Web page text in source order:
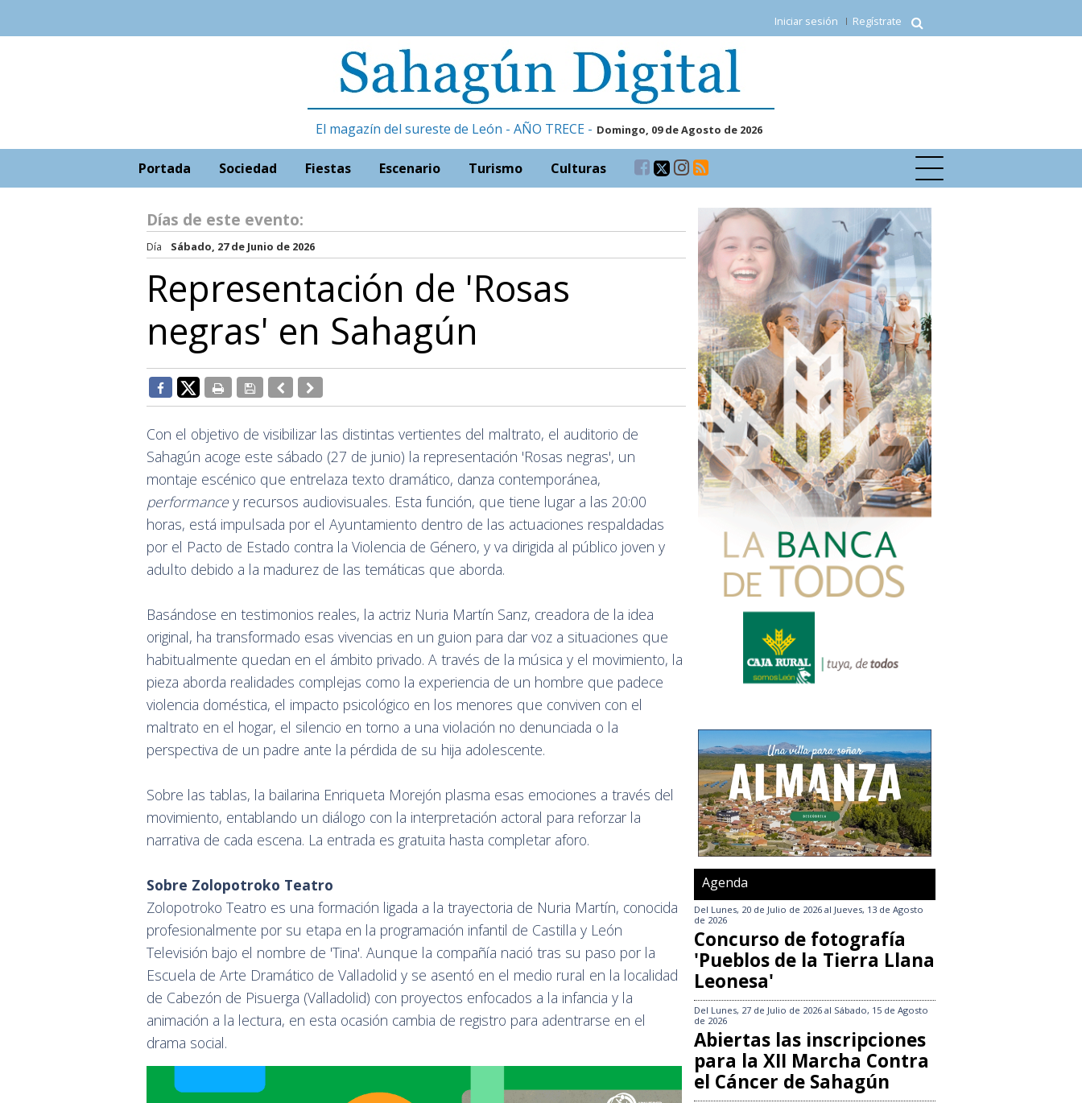
Iniciar sesión Regístrate
El magazín del sureste de León - AÑO TRECE - Domingo, 09 de Agosto de 2026
Portada Sociedad Fiestas Escenario Turismo Culturas
Días de este evento:
Día Sábado, 27 de Junio de 2026
Representación de 'Rosas
negras' en Sahagún
Con el objetivo de visibilizar las distintas vertientes del maltrato, el auditorio de
Sahagún acoge este sábado (27 de junio) la representación 'Rosas negras', un
montaje escénico que entrelaza texto dramático, danza contemporánea,
performancey recursos audiovisuales. Esta función, que tiene lugar a las 20:00
horas, está impulsada por el Ayuntamiento dentro de las actuaciones respaldadas
por el Pacto de Estado contra la Violencia de Género, y va dirigida al público joven y
adulto debido a la madurez de las temáticas que aborda.
Basándose en testimonios reales, la actriz Nuria Martín Sanz, creadora de la idea
original, ha transformado esas vivencias en un guion para dar voz a situaciones que
habitualmente quedan en el ámbito privado. A través de la música y el movimiento, la
pieza aborda realidades complejas como la experiencia de un hombre que padece
violencia doméstica, el impacto psicológico en los menores que conviven con el
maltrato en el hogar, el silencio en torno a una violación no denunciada o la
perspectiva de un padre ante la pérdida de su hija adolescente.
Sobre las tablas, la bailarina Enriqueta Morejón plasma esas emociones a través del
movimiento, entablando un diálogo con la interpretación actoral para reforzar la
narrativa de cada escena. La entrada es gratuita hasta completar aforo.
Sobre Zolopotroko Teatro
Zolopotroko Teatro es una formación ligada a la trayectoria de Nuria Martín, conocida
profesionalmente por su etapa en la programación infantil de Castilla y León
Televisión bajo el nombre de 'Tina'. Aunque la compañía nació tras su paso por la
Escuela de Arte Dramático de Valladolid y se asentó en el medio rural en la localidad
de Cabezón de Pisuerga (Valladolid) con proyectos enfocados a la infancia y la
animación a la lectura, en esta ocasión cambia de registro para adentrarse en el
drama social.
Agenda
Del Lunes, 20 de Julio de 2026 al Jueves, 13 de Agosto
de 2026
Concurso de fotografía
'Pueblos de la Tierra Llana
Leonesa'
Del Lunes, 27 de Julio de 2026 al Sábado, 15 de Agosto
de 2026
Abiertas las inscripciones
para la XII Marcha Contra
el Cáncer de Sahagún